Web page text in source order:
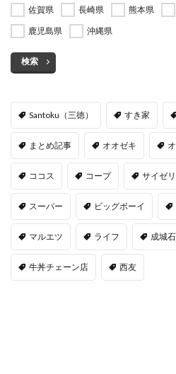
佐賀県
長崎県 熊本県
鹿児島県
沖縄県
検索
Santoku（三徳） すき家
まとめ記事 オオゼキ
ココス コープ サイゼ
スーパー ビッグボーイ
マルエツ ライフ 成城
牛丼チェーン店 西友